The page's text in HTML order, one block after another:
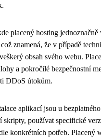
placený hosting
znamená, že v případě
obsah svého webu.
a pokročilé bezpečnostní
DDoS útokům.
aplikací jsou u
skripty, používat specifické
konkrétních potřeb. Placený